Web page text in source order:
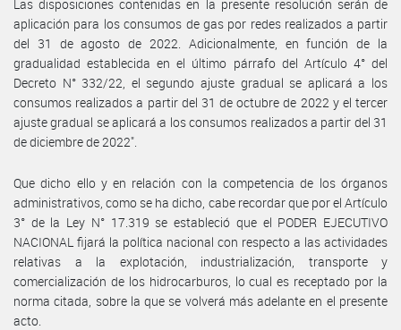
Las disposiciones contenidas en la presente resolución serán de
aplicación para los consumos de gas por redes realizados a partir
del 31 de agosto de 2022. Adicionalmente, en función de la
gradualidad establecida en el último párrafo del Artículo 4° del
Decreto N° 332/22, el segundo ajuste gradual se aplicará a los
consumos realizados a partir del 31 de octubre de 2022 y el tercer
ajuste gradual se aplicará a los consumos realizados a partir del 31
de diciembre de 2022".
Que dicho ello y en relación con la competencia de los órganos
administrativos, como se ha dicho, cabe recordar que por el Artículo
3° de la Ley N° 17.319 se estableció que el PODER EJECUTIVO
NACIONAL fijará la política nacional con respecto a las actividades
relativas a la explotación, industrialización, transporte y
comercialización de los hidrocarburos, lo cual es receptado por la
norma citada, sobre la que se volverá más adelante en el presente
acto.